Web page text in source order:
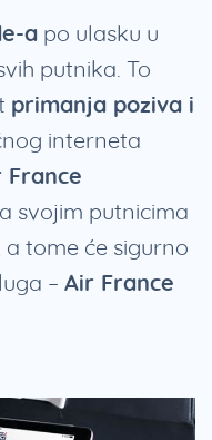
a po ulasku u
putnika. To
primanja poziva i
interneta
France
svojim putnicima
tome će sigurno
– Air France